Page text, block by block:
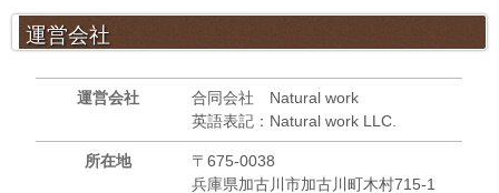
運営会社
運営会社
合同会社 Natural work
英語表記：Natural work LLC.
所在地
〒675-0038
兵庫県加古川市加古川町木村715-1